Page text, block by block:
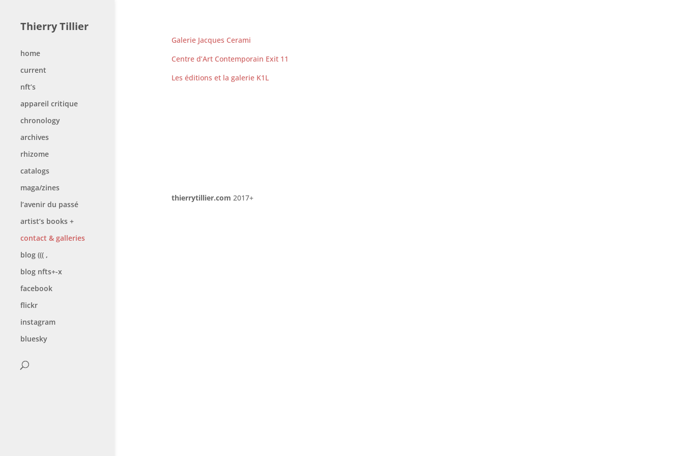
Thierry Tillier
home
current
nft’s
appareil critique
chronology
archives
rhizome
catalogs
maga/zines
l’avenir du passé
artist’s books +
contact & galleries
blog ((( ,
blog nfts+-x
facebook
flickr
instagram
bluesky
Galerie Jacques Cerami
Centre d’Art Contemporain Exit 11
Les éditions et la galerie K1L
thierrytillier.com 2017+